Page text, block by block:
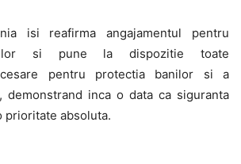
isi reafirma angajamentul pentru
si pune la dispozitie toate
pentru protectia banilor si a
demonstrand inca o data ca siguranta
prioritate absoluta.